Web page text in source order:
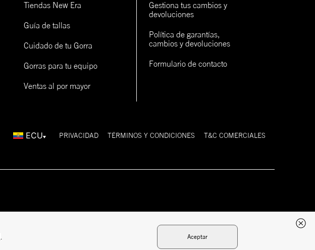
. Aceptar
Tiendas New Era
Guía de tallas
Cuidado de tu Gorra
Gorras para tu equipo
Ventas al por mayor
Gestiona tus cambios y
devoluciones
Política de garantías,
cambios y devoluciones
Formulario de contacto
ECU PRIVACIDAD TÉRMINOS Y CONDICIONES T&C COMERCIALES
por: